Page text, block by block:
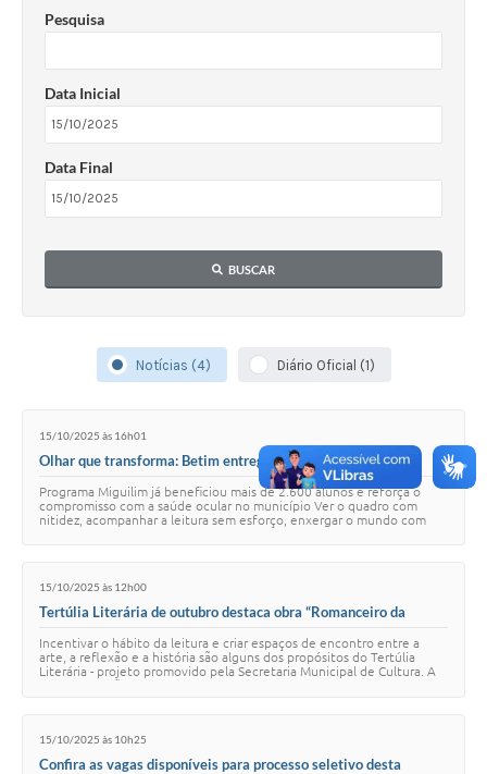
Pesquisa
Data Inicial
Data Final
BUSCAR
Notícias (4) Diário Oficial (1)
15/10/2025 às 16h01
Olhar que transforma: Betim entrega óculos gratuitos a
Programa Miguilim já beneficiou mais de 2.600 alunos e reforça o
compromisso com a saúde ocular no município Ver o quadro com
nitidez, acompanhar a leitura sem esforço, enxergar o mundo com
15/10/2025 às 12h00
Tertúlia Literária de outubro destaca obra “Romanceiro da
Incentivar o hábito da leitura e criar espaços de encontro entre a
arte, a reflexão e a história são alguns dos propósitos do Tertúlia
Literária - projeto promovido pela Secretaria Municipal de Cultura. A
15/10/2025 às 10h25
Confira as vagas disponíveis para processo seletivo desta